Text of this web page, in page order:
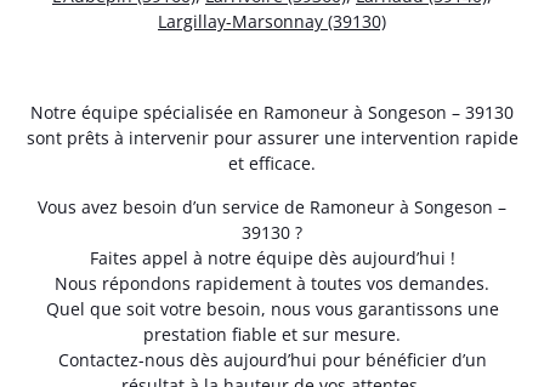
Largillay-Marsonnay (39130)
Notre équipe spécialisée en Ramoneur à Songeson – 39130
sont prêts à intervenir pour assurer une intervention rapide
et efficace.
Vous avez besoin d’un service de Ramoneur à Songeson –
39130 ?
Faites appel à notre équipe dès aujourd’hui !
Nous répondons rapidement à toutes vos demandes.
Quel que soit votre besoin, nous vous garantissons une
prestation fiable et sur mesure.
Contactez-nous dès aujourd’hui pour bénéficier d’un